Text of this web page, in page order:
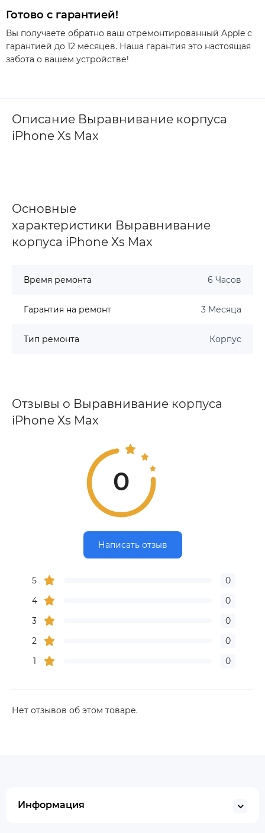
Готово с гарантией!
Вы получаете обратно ваш отремонтированный Apple с
гарантией до 12 месяцев. Наша гарантия это настоящая
забота о вашем устройстве!
Описание Выравнивание корпуса
iPhone Xs Max
Основные
характеристики Выравнивание
корпуса iPhone Xs Max
Время ремонта 6 Часов
Гарантия на ремонт 3 Месяца
Тип ремонта Корпус
Отзывы о Выравнивание корпуса
iPhone Xs Max
0
Написать отзыв
5
0
4
0
3
0
2
0
1
0
Нет отзывов об этом товаре.
Информация